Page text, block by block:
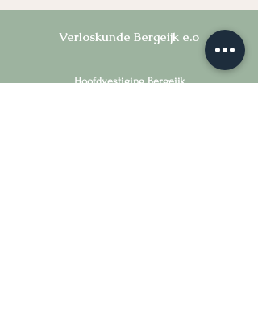
Verloskunde Bergeijk e.o
Hoofdvestiging Bergeijk